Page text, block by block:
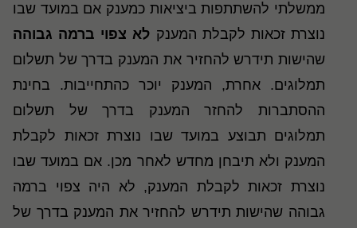
ממשלתי להשתתפות ביציאות כמענק אם במועד שבו
נוצרת זכאות לקבלת המענק לא צפוי ברמה גבוהה
שהישות תידרש להחזיר את המענק בדרך של תשלום
תמלוגים. אחרת, המענק יוכר כהתחייבות. בחינת
ההסתברות להחזר המענק בדרך של תשלום
תמלוגים תבוצע במועד שבו נוצרת זכאות לקבלת
המענק ולא תיבחן מחדש לאחר מכן. אם במועד שבו
נוצרת זכאות לקבלת המענק, לא היה צפוי ברמה
גבוהה שהישות תידרש להחזיר את המענק בדרך של